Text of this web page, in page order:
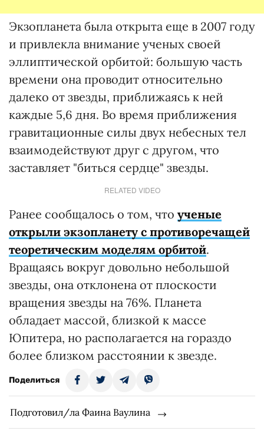
Экзопланета была открыта еще в 2007 году
и привлекла внимание ученых своей
эллиптической орбитой: большую часть
времени она проводит относительно
далеко от звезды, приближаясь к ней
каждые 5,6 дня. Во время приближения
гравитационные силы двух небесных тел
взаимодействуют друг с другом, что
заставляет "биться сердце" звезды.
RELATED VIDEO
Ранее сообщалось о том, что ученые
открыли экзопланету с противоречащей
теоретическим моделям орбитой.
Вращаясь вокруг довольно небольшой
звезды, она отклонена от плоскости
вращения звезды на 76%. Планета
обладает массой, близкой к массе
Юпитера, но располагается на гораздо
более близком расстоянии к звезде.
Поделиться
Подготовил/ла Фаина Ваулина